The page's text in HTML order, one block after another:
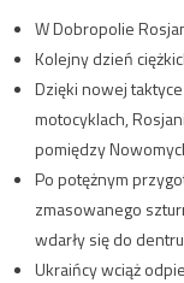
W Dobropolie
Kolejny dzień
Dzięki nowej
motocyklach,
pomiędzy
Po potężnym
zmasowanego
wdarły się do
Ukraińcy wciąż